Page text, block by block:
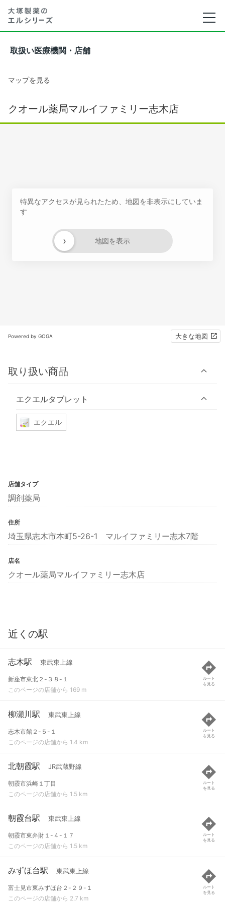
取扱い医療機関・店舗
マップを見る
クオール薬局マルイファミリー志木店
特異なアクセスが見られたため、地図を非表示にしていま
す
地図を表示
›
Powered by GOGA 大きな地図
取り扱い商品
エクエルタブレット
エクエル
店舗タイプ
調剤薬局
住所
埼玉県志木市本町5-26-1 マルイファミリー志木7階
店名
クオール薬局マルイファミリー志木店
近くの駅
志木駅 東武東上線
新座市東北２-３８-１
このページの店舗から 169 m
ルート
を見る
柳瀬川駅 東武東上線
志木市館２-５-１
このページの店舗から 1.4 km
ルート
を見る
北朝霞駅 JR武蔵野線
朝霞市浜崎１丁目
このページの店舗から 1.5 km
ルート
を見る
朝霞台駅 東武東上線
朝霞市東弁財１-４-１７
このページの店舗から 1.5 km
ルート
を見る
みずほ台駅 東武東上線
富士見市東みずほ台２-２９-１
このページの店舗から 2.7 km
ルート
を見る